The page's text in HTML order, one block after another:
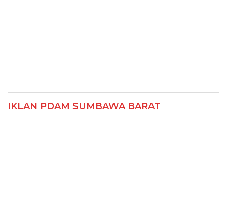
IKLAN PDAM SUMBAWA BARAT